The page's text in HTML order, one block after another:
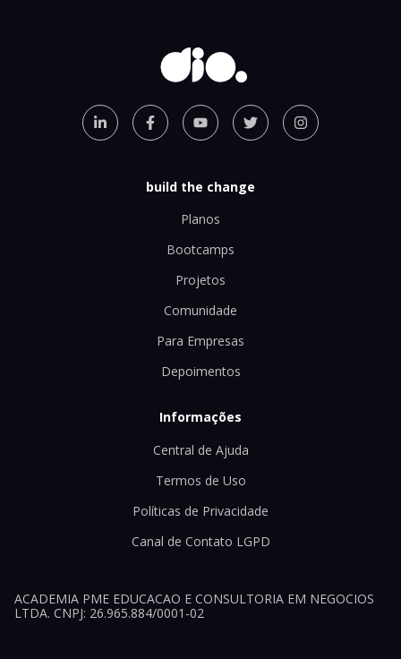
build the change
Planos
Bootcamps
Projetos
Comunidade
Para Empresas
Depoimentos
Informações
Central de Ajuda
Termos de Uso
Políticas de Privacidade
Canal de Contato LGPD
ACADEMIA PME EDUCACAO E CONSULTORIA EM NEGOCIOS
LTDA. CNPJ: 26.965.884/0001-02